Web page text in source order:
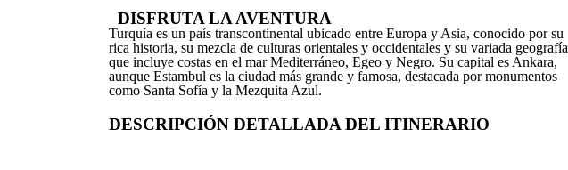
DISFRUTA LA AVENTURA
Turquía es un país transcontinental ubicado entre Europa y Asia, conocido por su
rica historia, su mezcla de culturas orientales y occidentales y su variada geografía
que incluye costas en el mar Mediterráneo, Egeo y Negro. Su capital es Ankara,
aunque Estambul es la ciudad más grande y famosa, destacada por monumentos
como Santa Sofía y la Mezquita Azul.
DESCRIPCIÓN DETALLADA DEL ITINERARIO